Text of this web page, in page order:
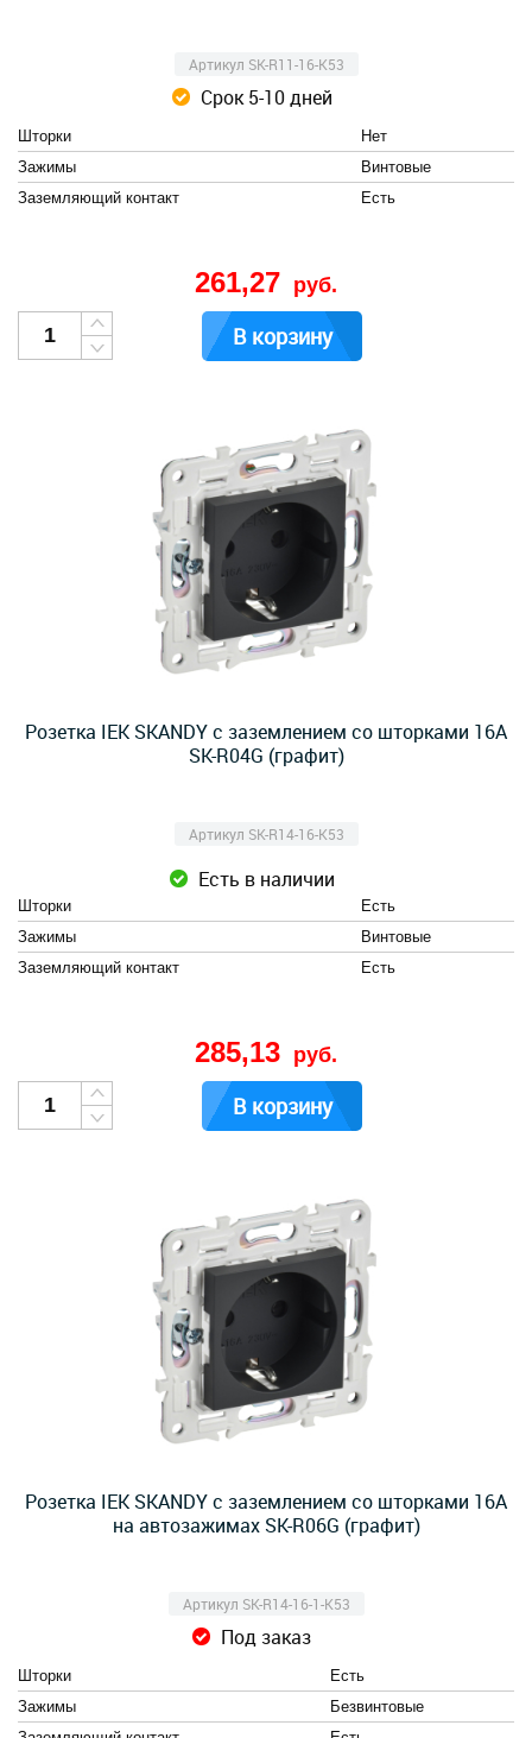
Артикул SK-R11-16-K53
Срок 5-10 дней
Шторки
Нет
Зажимы
Винтовые
Заземляющий контакт
Есть
261,27 руб.
В корзину
Розетка IEK SKANDY с заземлением со шторками 16А
SK-R04G (графит)
Артикул SK-R14-16-K53
Есть в наличии
Шторки
Есть
Зажимы
Винтовые
Заземляющий контакт
Есть
285,13 руб.
В корзину
Розетка IEK SKANDY с заземлением со шторками 16А
на автозажимах SK-R06G (графит)
Артикул SK-R14-16-1-K53
Под заказ
Шторки
Есть
Зажимы
Безвинтовые